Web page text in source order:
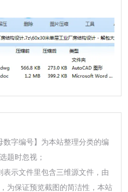
数字编号】为本站整理分类的编
题时忽视；
表示文件里包含三维源文件，由
为保证预览截图的简洁性，本站